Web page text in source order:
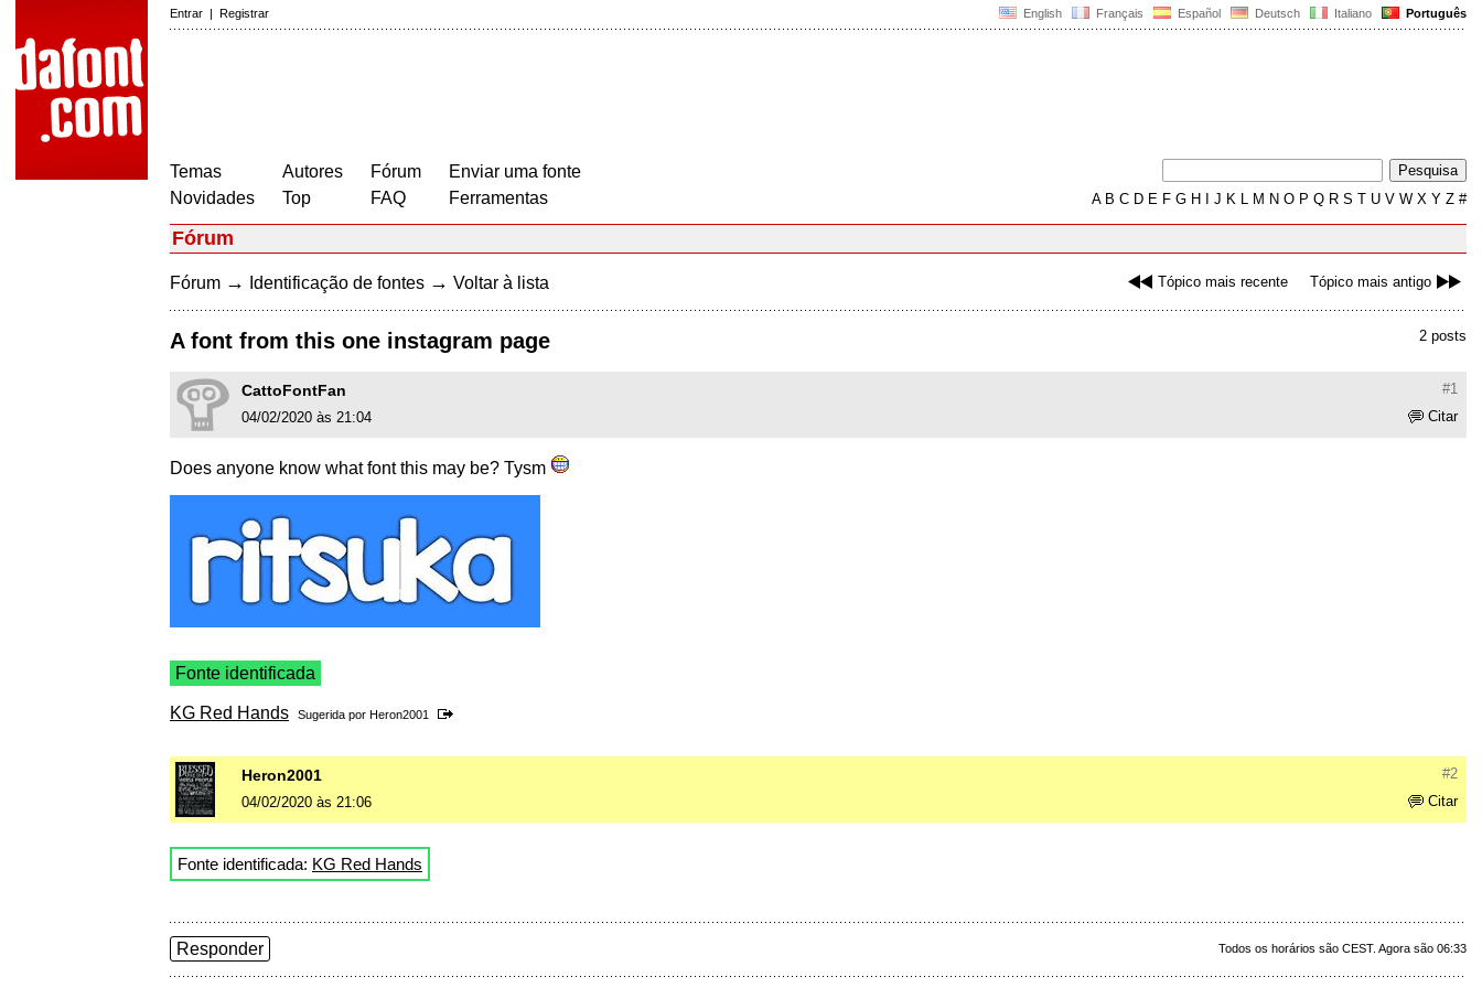
English Français Español Deutsch Italiano Português
Entrar | Registrar
Temas
Novidades
Autores
Top
Fórum
FAQ
Enviar uma fonte
Ferramentas
AB C D E F G H J K L M N O P Q R S T U V W X Y Z #
Fórum
Tópico mais recente Tópico mais antigo
Fórum → Identificação de fontes → Voltar à lista
2 posts
A font from this one instagram page
#1
CattoFontFan
Citar
04/02/2020 às 21:04
Does anyone know what font this may be? Tysm
Fonte identificada
KG Red Hands Sugerida por Heron2001
#2
Heron2001
Citar
04/02/2020 às 21:06
Fonte identificada: KG Red Hands
Todos os horários são CEST. Agora são 06:33
Responder